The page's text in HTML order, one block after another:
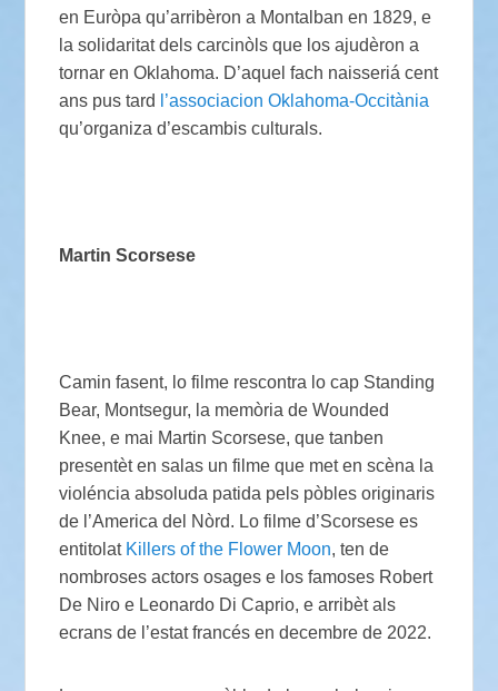
en Euròpa qu’arribèron a Montalban en 1829, e
la solidaritat dels carcinòls que los ajudèron a
tornar en Oklahoma. D’aquel fach naisseriá cent
ans pus tard
l’associacion Oklahoma-Occitània
qu’organiza d’escambis culturals.
Martin Scorsese
Camin fasent, lo filme rescontra lo cap Standing
Bear, Montsegur, la memòria de Wounded
Knee, e mai Martin Scorsese, que tanben
presentèt en salas un filme que met en scèna la
violéncia absoluda patida pels pòbles originaris
de l’America del Nòrd. Lo filme d’Scorsese es
entitolat Killers of the Flower Moon, ten de
nombroses actors osages e los famoses Robert
De Niro e Leonardo Di Caprio, e arribèt als
ecrans de l’estat francés en decembre de 2022.